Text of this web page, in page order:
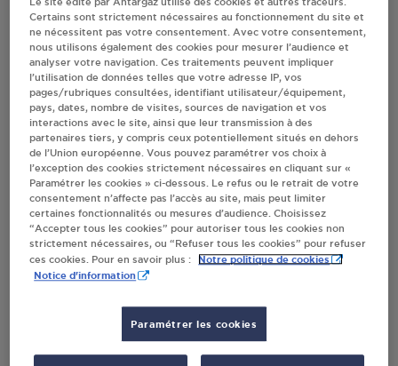
MODER
Villes
DISTRIBUTEUR AUTOMATIQUE 24/24
AUCHAN SCHWEIGHOUSE SUR MODER
ZI DE LA ZINSEL
67590SCHWEIGHOUSE SUR MODER
S'Y RENDRE
SCHWEIGHOUSE SUR MODER
Certains sont strictement nécessaires au fonctionnement du site et
ne nécessitent pas votre consentement. Avec votre consentement,
nous utilisons également des cookies pour mesurer l’audience et
analyser votre navigation. Ces traitements peuvent impliquer
l’utilisation de données telles que votre adresse IP, vos
pages/rubriques consultées, identifiant utilisateur/équipement,
pays, dates, nombre de visites, sources de navigation et vos
interactions avec le site, ainsi que leur transmission à des
partenaires tiers, y compris ceux potentiellement situés en dehors
de l’Union européenne. Vous pouvez paramétrer vos choix à
l’exception des cookies strictement nécessaires en cliquant sur «
Paramétrer les cookies » ci-dessous. Le refus ou le retrait de votre
consentement n’affecte pas l’accès au site, mais peut limiter
certaines fonctionnalités ou mesures d’audience. Choisissez
“Accepter tous les cookies” pour autoriser tous les cookies non
strictement nécessaires, ou “Refuser tous les cookies” pour refuser
ces cookies. Pour en savoir plus :
Notre politique de cookies
Notice d'information
Paramétrer les cookies